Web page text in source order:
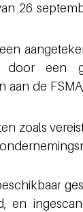
26
een
de
zoals
en